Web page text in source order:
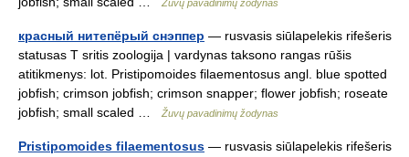
Žuvų pavadinimų žodynas
красный нитепёрый снэппер — rusvasis siūlapelekis rifešeris
statusas T sritis zoologija | vardynas taksono rangas rūšis
atitikmenys: lot. Pristipomoides filaementosus angl. blue spotted
jobfish; crimson jobfish; crimson snapper; flower jobfish; roseate
jobfish; small scaled …
Žuvų pavadinimų žodynas
Pristipomoides filaementosus — rusvasis siūlapelekis rifešeris